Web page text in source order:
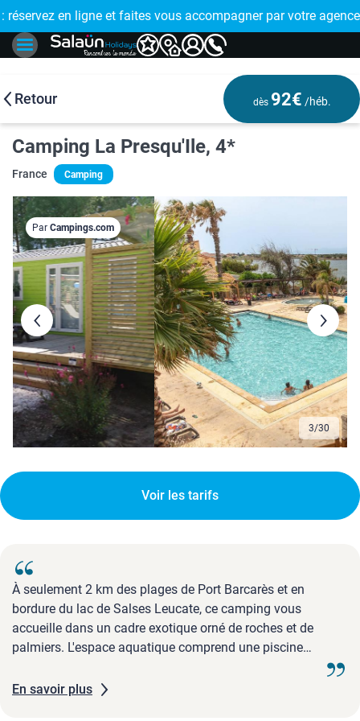
!
: réservez en ligne et faites vous accompagner par votre
🤩
Retour dès 92€ /héb.
Camping La Presqu'Ile, 4*
France Camping
3/30
Par Campings.com
Voir les tarifs
À seulement 2 km des plages de Port Barcarès et en
bordure du lac de Salses Leucate, ce camping vous
accueille dans un cadre exotique orné de roches et de
palmiers. L'espace aquatique comprend une piscine
extérieure chauffée, un toboggan, une pataugeoire pour les
plus petits et un bain à remous pour la détente.Pendant les
En savoir plus